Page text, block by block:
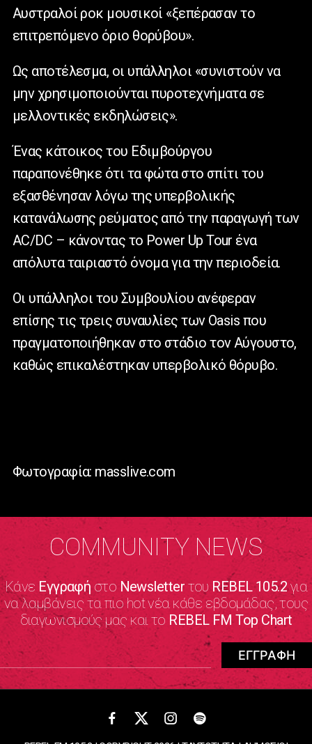
Αυστραλοί ροκ μουσικοί «ξεπέρασαν το
επιτρεπόμενο όριο θορύβου».
Ως αποτέλεσμα, οι υπάλληλοι «συνιστούν να
μην χρησιμοποιούνται πυροτεχνήματα σε
μελλοντικές εκδηλώσεις».
Ένας κάτοικος του Εδιμβούργου
παραπονέθηκε ότι τα φώτα στο σπίτι του
εξασθένησαν λόγω της υπερβολικής
κατανάλωσης ρεύματος από την παραγωγή των
AC/DC – κάνοντας το Power Up Tour ένα
απόλυτα ταιριαστό όνομα για την περιοδεία.
Οι υπάλληλοι του Συμβουλίου ανέφεραν
επίσης τις τρεις συναυλίες των Oasis που
πραγματοποιήθηκαν στο στάδιο τον Αύγουστο,
καθώς επικαλέστηκαν υπερβολικό θόρυβο.
Φωτογραφία: masslive.com
COMMUNITY NEWS
Κάνε Εγγραφήστο NewsletterτουREBEL 105.2για
να λαμβάνεις τα πιο hot νέα κάθε εβδομάδας, τους
διαγωνισμούς μας και το REBEL FM Top Chart